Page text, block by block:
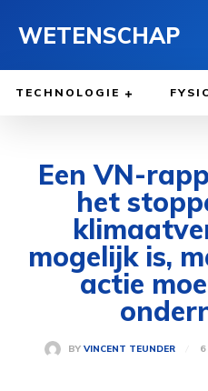
WETENSCHAP
TECHNOLOGIE
Een VN-
het
mogelijk is,
actie
BY VINCENT TEUNDER